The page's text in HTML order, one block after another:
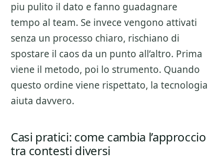
piu pulito il dato e fanno guadagnare
tempo al team. Se invece vengono attivati
senza un processo chiaro, rischiano di
spostare il caos da un punto all’altro. Prima
viene il metodo, poi lo strumento. Quando
questo ordine viene rispettato, la tecnologia
aiuta davvero.
Casi pratici: come cambia l’approccio
tra contesti diversi